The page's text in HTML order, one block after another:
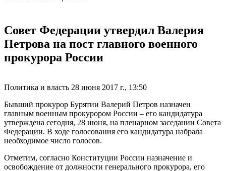
Совет Федерации утвердил Валерия
Петрова на пост главного военного
прокурора России
Политика и власть 28 июня 2017 г., 13:50
Бывший прокурор Бурятии Валерий Петров назначен
главным военным прокурором России – его кандидатура
утверждена сегодня, 28 июня, на пленарном заседании Совета
Федерации. В ходе голосования его кандидатура набрала
необходимое число голосов.
Отметим, согласно Конституции России назначение и
освобождение от должности генерального прокурора, его